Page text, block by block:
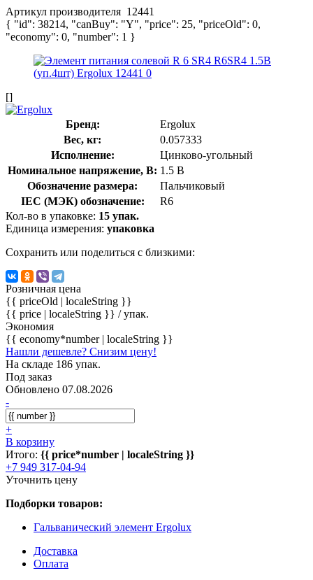
Артикул производителя 12441
{ "id": 38214, "canBuy": "Y", "price": 25, "priceOld": 0,
"economy": 0, "number": 1 }
[]
Бренд:
Ergolux
Вес, кг:
0.057333
Исполнение:
Цинково-угольный
Номинальное напряжение, В: 1.5 В
Обозначение размера:
Пальчиковый
IEC (МЭК) обозначение:
R6
Кол-во в упаковке: 15 упак.
Единица измерения: упаковка
Сохранить или поделиться с близкими:
Розничная цена
{{ priceOld | localeString }}
{{ price | localeString }} / упак.
Экономия
{{ economy*number | localeString }}
Нашли дешевле? Снизим цену!
На складе 186 упак.
Под заказ
Обновлено 07.08.2026
-
+
В корзину
Итого: {{ price*number | localeString }}
+7 949 317-04-94
Уточнить цену
Подборки товаров:
Гальванический элемент Ergolux
Доставка
Оплата